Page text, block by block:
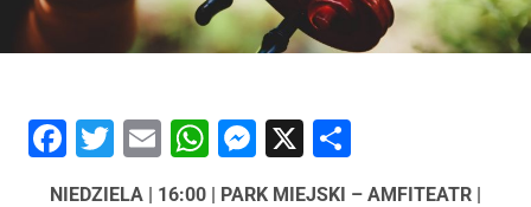
Facebook
Twitter
EmailWhatsApp
Messenger
X
NIEDZIELA | 16:00 | PARK MIEJSKI – AMFITEATR |